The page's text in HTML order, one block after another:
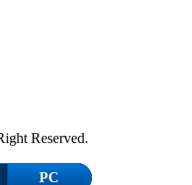
Reserved.
PC